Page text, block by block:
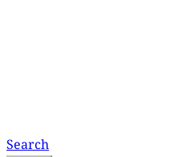
Search